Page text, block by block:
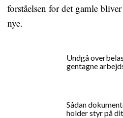
forståelsen for det gamle
nye.
Undgå
gentagne
Sådan
holder styr på